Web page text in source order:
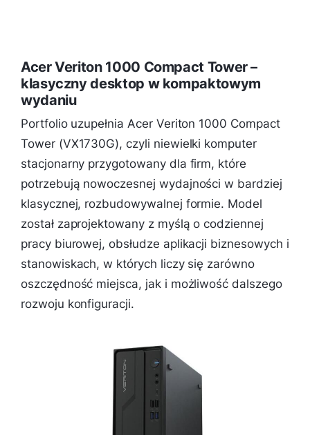
Acer Veriton 1000 Compact Tower –
klasyczny desktop w kompaktowym
wydaniu
Portfolio uzupełnia Acer Veriton 1000 Compact
Tower (VX1730G), czyli niewielki komputer
stacjonarny przygotowany dla firm, które
potrzebują nowoczesnej wydajności w bardziej
klasycznej, rozbudowywalnej formie. Model
został zaprojektowany z myślą o codziennej
pracy biurowej, obsłudze aplikacji biznesowych i
stanowiskach, w których liczy się zarówno
oszczędność miejsca, jak i możliwość dalszego
rozwoju konfiguracji.